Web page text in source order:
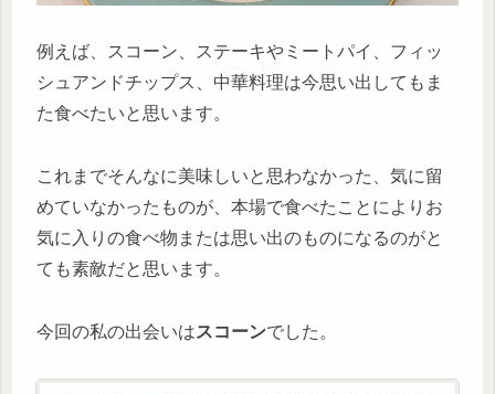
例えば、スコーン、ステーキやミートパイ、フィッ
シュアンドチップス、中華料理は今思い出してもま
た食べたいと思います。
これまでそんなに美味しいと思わなかった、気に留
めていなかったものが、本場で食べたことによりお
気に入りの食べ物または思い出のものになるのがと
ても素敵だと思います。
今回の私の出会いはスコーンでした。